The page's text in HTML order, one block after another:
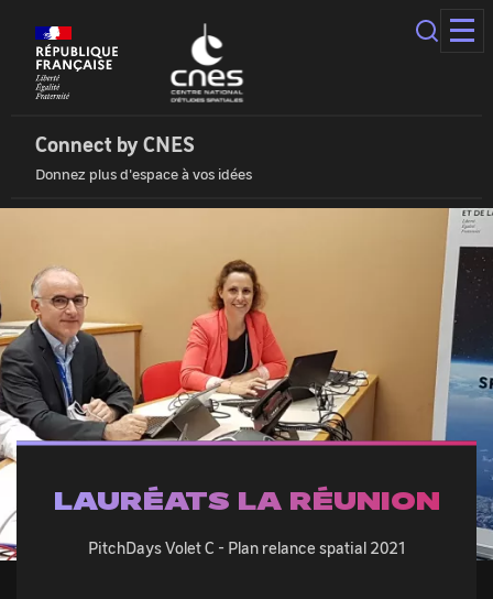
Connect
Accueil
Connect by CNES
Donnez plus d'espace à vos idées
LAURÉATS LA RÉUNION
PitchDays Volet C - Plan relance spatial 2021
gestion
cookies